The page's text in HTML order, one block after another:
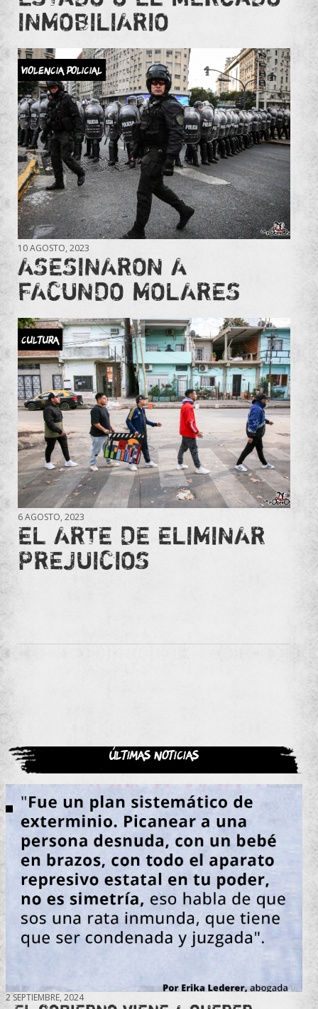
INMOBILIARIO
Violencia Policial
10 AGOSTO, 2023
ASESINARON A
FACUNDO MOLARES
Cultura
6 AGOSTO, 2023
EL ARTE DE ELIMINAR
PREJUICIOS
Últimas noticias
2 SEPTIEMBRE, 2024